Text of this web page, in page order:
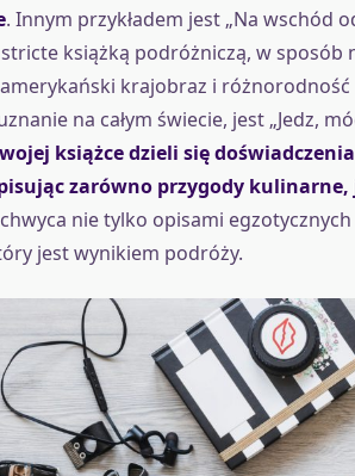
. Innym przykładem jest „Na wschód
książką podróżniczą, w sposób
krajobraz i różnorodność
na całym świecie, jest „Jedz,
książce dzieli się
zarówno przygody
nie tylko opisami
jest wynikiem podróży.